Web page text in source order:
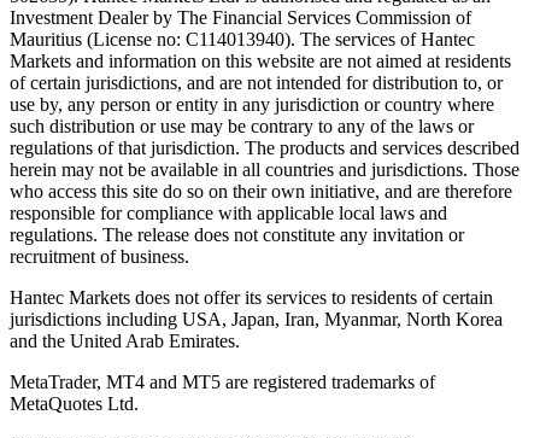
Investment Dealer by The Financial Services Commission of
Mauritius (License no: C114013940). The services of Hantec
Markets and information on this website are not aimed at residents
of certain jurisdictions, and are not intended for distribution to, or
use by, any person or entity in any jurisdiction or country where
such distribution or use may be contrary to any of the laws or
regulations of that jurisdiction. The products and services described
herein may not be available in all countries and jurisdictions. Those
who access this site do so on their own initiative, and are therefore
responsible for compliance with applicable local laws and
regulations. The release does not constitute any invitation or
recruitment of business.
Hantec Markets does not offer its services to residents of certain
jurisdictions including USA, Japan, Iran, Myanmar, North Korea
and the United Arab Emirates.
MetaTrader, MT4 and MT5 are registered trademarks of
MetaQuotes Ltd.